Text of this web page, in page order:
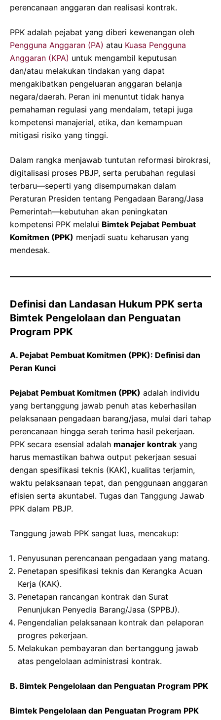
perencanaan anggaran dan realisasi kontrak.
PPK adalah pejabat yang diberi kewenangan oleh
Pengguna Anggaran (PA) atau Kuasa Pengguna
Anggaran (KPA) untuk mengambil keputusan
dan/atau melakukan tindakan yang dapat
mengakibatkan pengeluaran anggaran belanja
negara/daerah. Peran ini menuntut tidak hanya
pemahaman regulasi yang mendalam, tetapi juga
kompetensi manajerial, etika, dan kemampuan
mitigasi risiko yang tinggi.
Dalam rangka menjawab tuntutan reformasi birokrasi,
digitalisasi proses PBJP, serta perubahan regulasi
terbaru—seperti yang disempurnakan dalam
Peraturan Presiden tentang Pengadaan Barang/Jasa
Pemerintah—kebutuhan akan peningkatan
kompetensi PPK melalui Bimtek Pejabat Pembuat
Komitmen (PPK) menjadi suatu keharusan yang
mendesak.
Definisi dan Landasan Hukum PPK serta
Bimtek Pengelolaan dan Penguatan
Program PPK
A. Pejabat Pembuat Komitmen (PPK): Definisi dan
Peran Kunci
Pejabat Pembuat Komitmen (PPK) adalah individu
yang bertanggung jawab penuh atas keberhasilan
pelaksanaan pengadaan barang/jasa, mulai dari tahap
perencanaan hingga serah terima hasil pekerjaan.
PPK secara esensial adalah manajer kontrak yang
harus memastikan bahwa output pekerjaan sesuai
dengan spesifikasi teknis (KAK), kualitas terjamin,
waktu pelaksanaan tepat, dan penggunaan anggaran
efisien serta akuntabel. Tugas dan Tanggung Jawab
PPK dalam PBJP.
Tanggung jawab PPK sangat luas, mencakup:
Penyusunan perencanaan pengadaan yang matang.
Penetapan spesifikasi teknis dan Kerangka Acuan
Kerja (KAK).
Penetapan rancangan kontrak dan Surat
Penunjukan Penyedia Barang/Jasa (SPPBJ).
Pengendalian pelaksanaan kontrak dan pelaporan
progres pekerjaan.
Melakukan pembayaran dan bertanggung jawab
atas pengelolaan administrasi kontrak.
B. Bimtek Pengelolaan dan Penguatan Program PPK
Bimtek Pengelolaan dan Penguatan Program PPK